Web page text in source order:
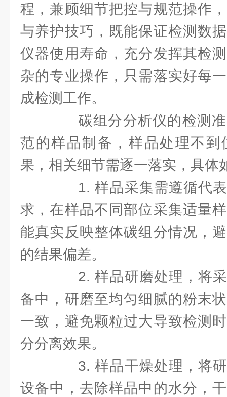
程，兼顾细节把控与规范操作
与养护技巧，既能保证检测数
仪器使用寿命，充分发挥其检
杂的专业操作，只需落实好每
成检测工作。
碳组分分析仪的检测准
范的样品制备，样品处理不到
果，相关细节需逐一落实，具体
1. 样品采集需遵循代表
求，在样品不同部位采集适量
能真实反映整体碳组分情况，
的结果偏差。
2. 样品研磨处理，将采
备中，研磨至均匀细腻的粉末
一致，避免颗粒过大导致检测
分分离效果。
3. 样品干燥处理，将研
设备中，去除样品中的水分，